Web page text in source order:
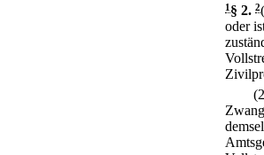
1 § 2. 2
oder